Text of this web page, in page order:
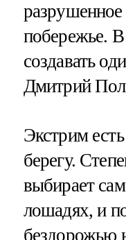
побережье.
создавать
Дмитрий
Экстрим
берегу.
выбирает
лошадях, и
бездорожью